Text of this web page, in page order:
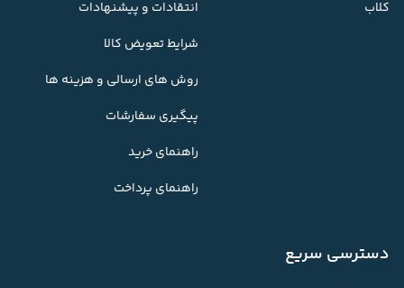
کلاب
انتقادات و پیشنهادات
شرایط تعویض کالا
روش های ارسالی و هزینه ها
پیگیری سفارشات
راهنمای خرید
راهنمای پرداخت
دسترسی سریع